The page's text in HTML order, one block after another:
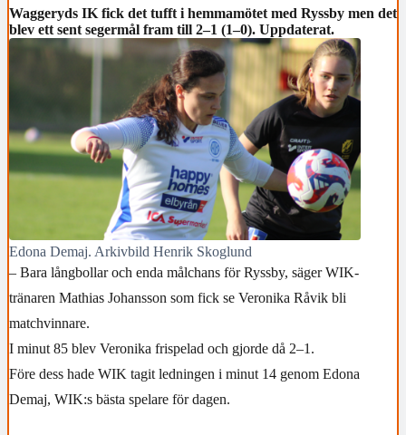
Waggeryds IK fick det tufft i hemmamötet med Ryssby men det
blev ett sent segermål fram till 2–1 (1–0). Uppdaterat.
Edona Demaj. Arkivbild Henrik Skoglund
– Bara långbollar och enda målchans för Ryssby, säger WIK-
tränaren Mathias Johansson som fick se Veronika Råvik bli
matchvinnare.
I minut 85 blev Veronika frispelad och gjorde då 2–1.
Före dess hade WIK tagit ledningen i minut 14 genom Edona
Demaj, WIK:s bästa spelare för dagen.